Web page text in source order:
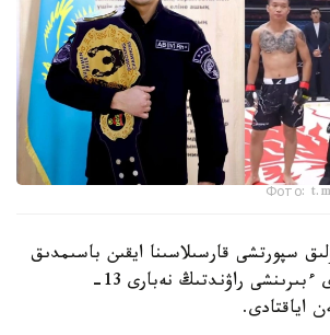
Фото:
سپورتشى قارسىلاسىنا ايقىن باسىمدىق
تانىتىپ، كەزدەسۋدى ءبىرىنشى راۋندتىڭ نەبارى 13-
اياقتادى.